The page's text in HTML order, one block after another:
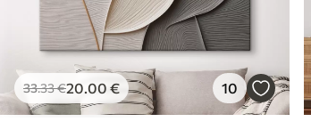
33.33€20.00 € 10